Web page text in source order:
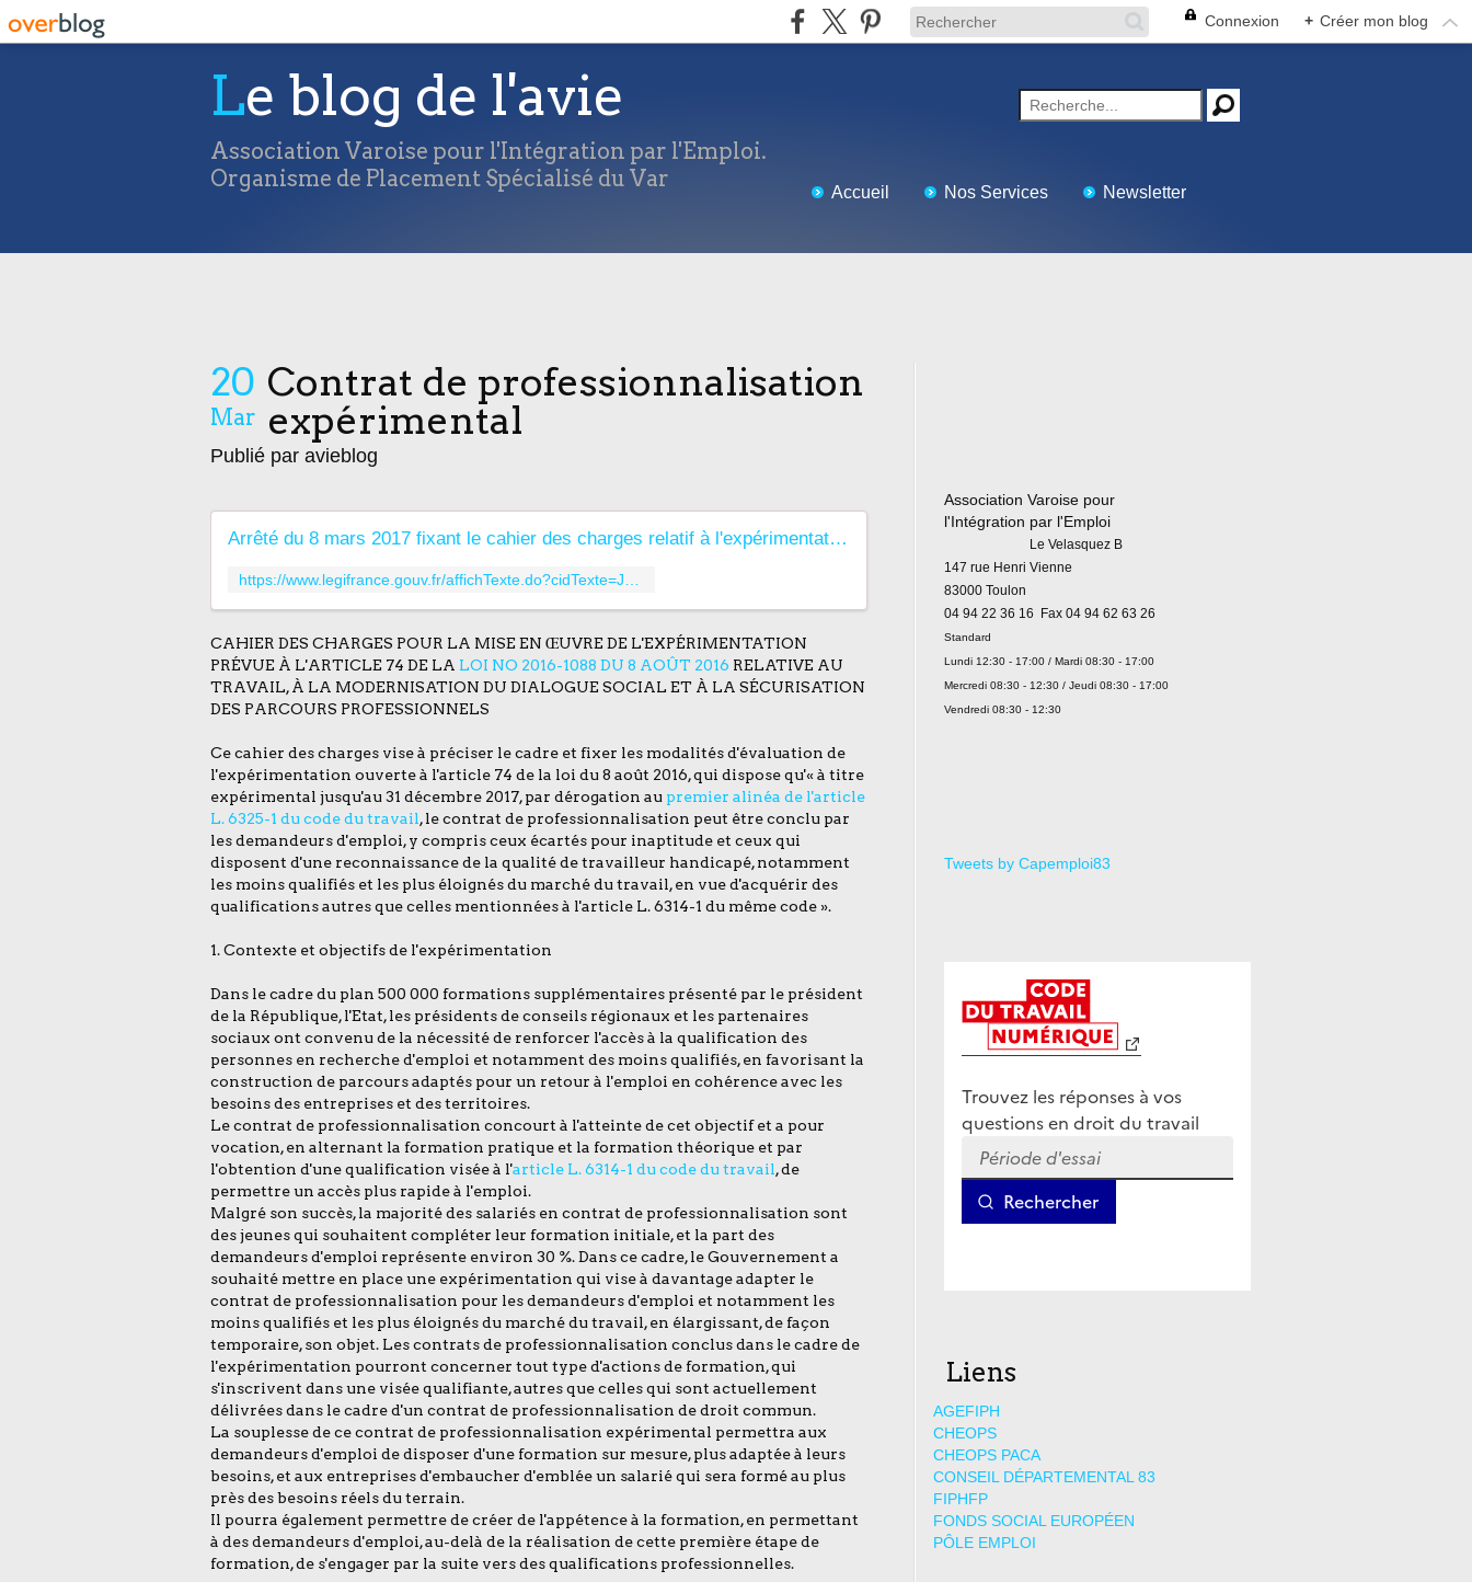
Connexion + Créer mon blog
Le blog de l'avie
Association Varoise pour l'Intégration par l'Emploi.
Organisme de Placement Spécialisé du Var
Accueil Nos Services Newsletter
20
Mar
Contrat de professionnalisation
expérimental
Publié par avieblog
Arrêté du 8 mars 2017 fixant le cahier des charges relatif à l'expérimentation mentionnée à l'article 74 de la loi n° 2016-1088 du 8 août 2016 relative au travail, à la modernisation du dialogue social et à la sécurisation des parcours professionnels | Legifrance
CAHIER DES CHARGES POUR LA MISE EN ŒUVRE DE L'EXPÉRIMENTATION
PRÉVUE À L'ARTICLE 74 DE LA LOI NO 2016-1088 DU 8 AOÛT 2016 RELATIVE AU
TRAVAIL, À LA MODERNISATION DU DIALOGUE SOCIAL ET À LA SÉCURISATION
DES PARCOURS PROFESSIONNELS
Ce cahier des charges vise à préciser le cadre et fixer les modalités d'évaluation de
l'expérimentation ouverte à l'article 74 de la loi du 8 août 2016, qui dispose qu'« à titre
expérimental jusqu'au 31 décembre 2017, par dérogation au premier alinéa de l'article
L. 6325-1 du code du travail, le contrat de professionnalisation peut être conclu par
les demandeurs d'emploi, y compris ceux écartés pour inaptitude et ceux qui
disposent d'une reconnaissance de la qualité de travailleur handicapé, notamment
les moins qualifiés et les plus éloignés du marché du travail, en vue d'acquérir des
qualifications autres que celles mentionnées à l'article L. 6314-1 du même code ».
1. Contexte et objectifs de l'expérimentation
Dans le cadre du plan 500 000 formations supplémentaires présenté par le président
de la République, l'Etat, les présidents de conseils régionaux et les partenaires
sociaux ont convenu de la nécessité de renforcer l'accès à la qualification des
personnes en recherche d'emploi et notamment des moins qualifiés, en favorisant la
construction de parcours adaptés pour un retour à l'emploi en cohérence avec les
besoins des entreprises et des territoires.
Le contrat de professionnalisation concourt à l'atteinte de cet objectif et a pour
vocation, en alternant la formation pratique et la formation théorique et par
l'obtention d'une qualification visée à l'article L. 6314-1 du code du travail, de
permettre un accès plus rapide à l'emploi.
Malgré son succès, la majorité des salariés en contrat de professionnalisation sont
des jeunes qui souhaitent compléter leur formation initiale, et la part des
demandeurs d'emploi représente environ 30 %. Dans ce cadre, le Gouvernement a
souhaité mettre en place une expérimentation qui vise à davantage adapter le
contrat de professionnalisation pour les demandeurs d'emploi et notamment les
moins qualifiés et les plus éloignés du marché du travail, en élargissant, de façon
temporaire, son objet. Les contrats de professionnalisation conclus dans le cadre de
l'expérimentation pourront concerner tout type d'actions de formation, qui
s'inscrivent dans une visée qualifiante, autres que celles qui sont actuellement
délivrées dans le cadre d'un contrat de professionnalisation de droit commun.
La souplesse de ce contrat de professionnalisation expérimental permettra aux
demandeurs d'emploi de disposer d'une formation sur mesure, plus adaptée à leurs
besoins, et aux entreprises d'embaucher d'emblée un salarié qui sera formé au plus
près des besoins réels du terrain.
Il pourra également permettre de créer de l'appétence à la formation, en permettant
à des demandeurs d'emploi, au-delà de la réalisation de cette première étape de
formation, de s'engager par la suite vers des qualifications professionnelles.
Association Varoise pour
l'Intégration par l'Emploi
Le Velasquez B
147 rue Henri Vienne
83000 Toulon
04 94 22 36 16 Fax 04 94 62 63 26
Standard
Lundi 12:30 - 17:00 / Mardi 08:30 - 17:00
Mercredi 08:30 - 12:30 / Jeudi 08:30 - 17:00
Vendredi 08:30 - 12:30
Tweets by Capemploi83
Liens
AGEFIPH
CHEOPS
CHEOPS PACA
CONSEIL DÉPARTEMENTAL 83
FIPHFP
FONDS SOCIAL EUROPÉEN
PÔLE EMPLOI